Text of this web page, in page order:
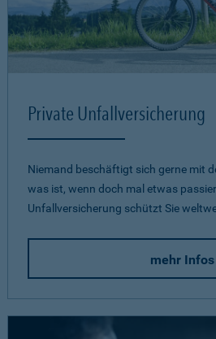
Private Unfallversicherung
Niemand beschäftigt sich gerne mit
was ist, wenn doch mal etwas
Unfallversicherung schützt Sie
mehr Infos